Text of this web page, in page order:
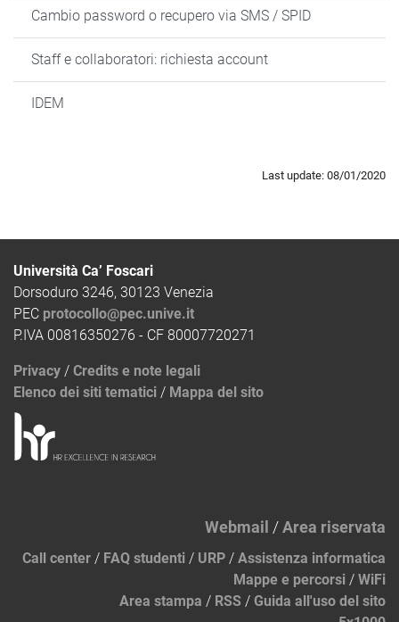
Cambio password o recupero via SMS / SPID
Staff e collaboratori: richiesta account
IDEM
Last update: 08/01/2020
Università Ca’ Foscari
Dorsoduro 3246, 30123 Venezia
PEC protocollo@pec.unive.it
P.IVA 00816350276 - CF 80007720271
Privacy / Credits e note legali
Elenco dei siti tematici / Mappa del sito
Webmail /Area riservata
Call center / FAQ studenti / URP / Assistenza informatica
Mappe e percorsi / WiFi
Area stampa / RSS / Guida all'uso del sito